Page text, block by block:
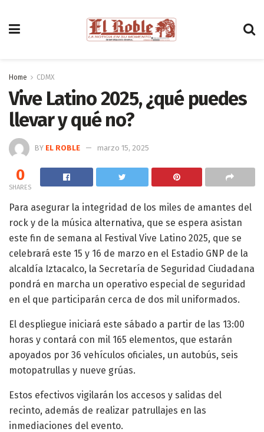
Home CDMX
Vive Latino 2025, ¿qué puedes
llevar y qué no?
BY EL ROBLE marzo 15, 2025
0
SHARES
Para asegurar la integridad de los miles de amantes del
rock y de la música alternativa, que se espera asistan
este fin de semana al Festival Vive Latino 2025, que se
celebrará este 15 y 16 de marzo en el Estadio GNP de la
alcaldía Iztacalco, la Secretaría de Seguridad Ciudadana
pondrá en marcha un operativo especial de seguridad
en el que participarán cerca de dos mil uniformados.
El despliegue iniciará este sábado a partir de las 13:00
horas y contará con mil 165 elementos, que estarán
apoyados por 36 vehículos oficiales, un autobús, seis
motopatrullas y nueve grúas.
Estos efectivos vigilarán los accesos y salidas del
recinto, además de realizar patrullajes en las
inmediaciones del evento.